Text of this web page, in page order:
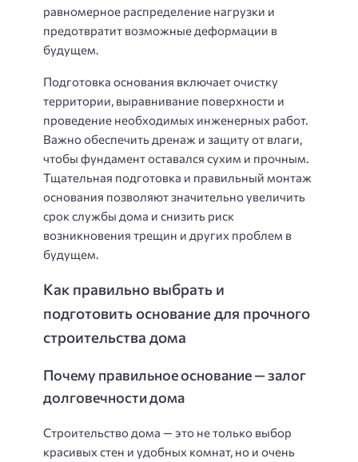
равномерное распределение нагрузки и
предотвратит возможные деформации в
будущем.
Подготовка основания включает очистку
территории, выравнивание поверхности и
проведение необходимых инженерных работ.
Важно обеспечить дренаж и защиту от влаги,
чтобы фундамент оставался сухим и прочным.
Тщательная подготовка и правильный монтаж
основания позволяют значительно увеличить
срок службы дома и снизить риск
возникновения трещин и других проблем в
будущем.
Как правильно выбрать и
подготовить основание для прочного
строительства дома
Почему правильное основание — залог
долговечности дома
Строительство дома — это не только выбор
красивых стен и удобных комнат, но и очень